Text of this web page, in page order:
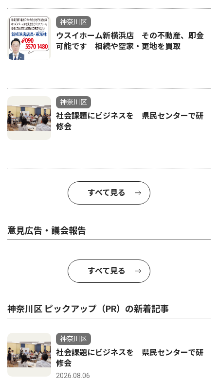
神奈川区
ウスイホーム新横浜店 その不動産、即金
可能です 相続や空家・更地を買取
神奈川区
社会課題にビジネスを 県民センターで研
修会
すべて見る
意見広告・議会報告
すべて見る
神奈川区 ピックアップ（PR）の新着記事
神奈川区
社会課題にビジネスを 県民センターで研
修会
2026.08.06